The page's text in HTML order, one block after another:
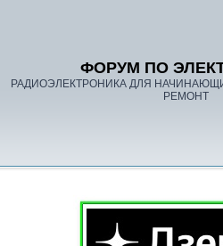
ФОРУМ ПО
РАДИОЭЛЕКТРОНИКА ДЛЯ
РЕМОНТ